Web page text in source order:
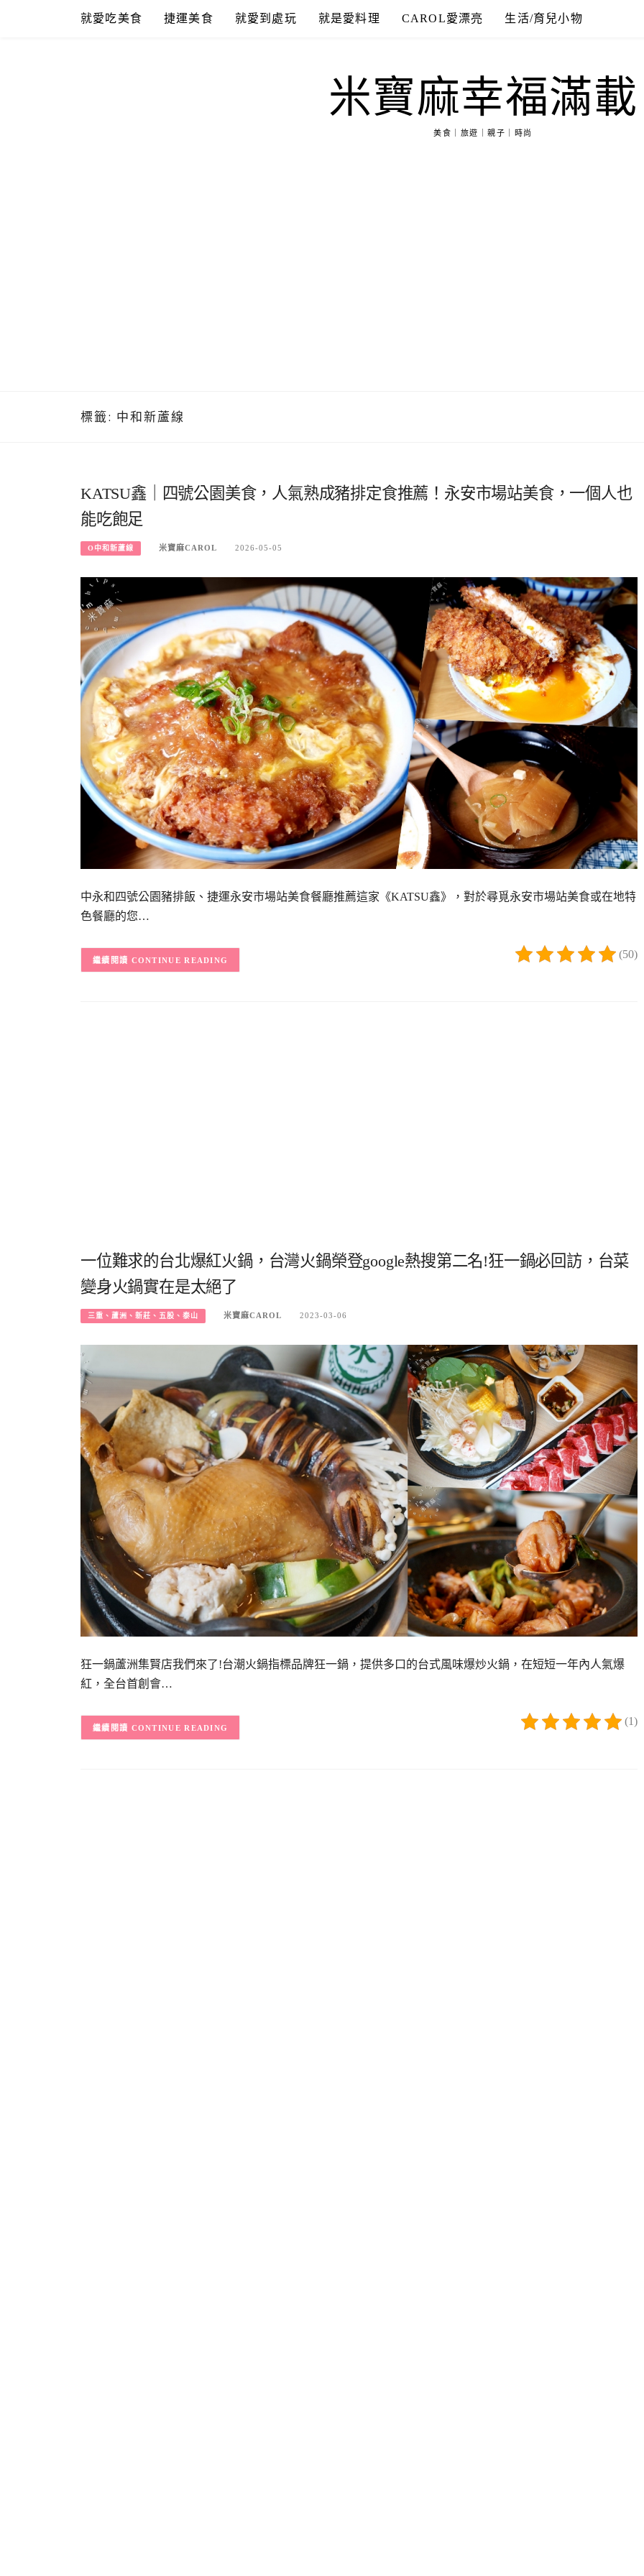
就愛吃美食 捷運美食 就愛到處玩 就是愛料理 CAROL愛漂亮 生活/育兒小物
米寶麻幸福滿載
美食｜旅遊｜親子｜時尚
標籤: 中和新蘆線
KATSU鑫｜四號公園美食，人氣熟成豬排定食推薦！永安市場站美食，一個人也
能吃飽足
O中和新蘆線 米寶麻CAROL 2026-05-05
中永和四號公園豬排飯、捷運永安市場站美食餐廳推薦這家《KATSU鑫》，對於尋覓永安市場站美食或在地特
色餐廳的您…
(50)
CONTINUE READING
一位難求的台北爆紅火鍋，台灣火鍋榮登google熱搜第二名!狂一鍋必回訪，台菜
變身火鍋實在是太絕了
三重、蘆洲、新莊、五股、泰山 米寶麻CAROL 2023-03-06
狂一鍋蘆洲集賢店我們來了!台潮火鍋指標品牌狂一鍋，提供多口的台式風味爆炒火鍋，在短短一年內人氣爆
紅，全台首創會…
(1)
CONTINUE READING